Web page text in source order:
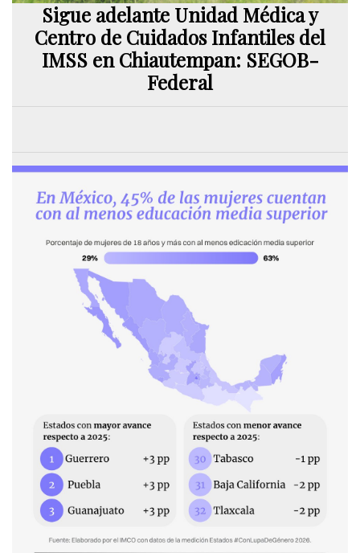
Sigue adelante Unidad Médica y
Centro de Cuidados Infantiles del
IMSS en Chiautempan: SEGOB-
Federal